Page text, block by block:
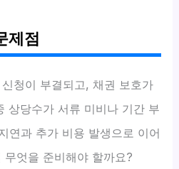
제점
청이 부결되고, 채권 보호가
상당수가 서류 미비나 기간 부
연과 추가 비용 발생으로 이어
엇을 준비해야 할까요?